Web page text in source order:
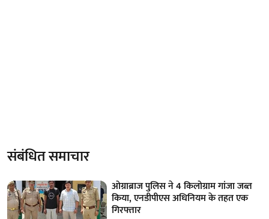
संबंधित समाचार
ओग्राब्राज पुलिस ने 4 किलोग्राम गांजा जब्त
किया, एनडीपीएस अधिनियम के तहत एक
गिरफ्तार